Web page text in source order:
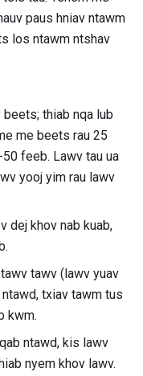
paus hniav ntawm
los ntawm ntshav
beets; thiab nqa lub
me beets rau 25
feeb. Lawv tau ua
yooj yim rau lawv
dej khov nab kuab,
tawv (lawv yuav
txiav tawm tus
kwm.
ntawd, kis lawv
nyem khov lawv.